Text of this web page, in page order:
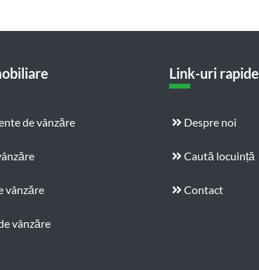
de vânzăre
vânzăre
vânzăre
Link-uri rapide
Despre noi
Caută locuință
Contact